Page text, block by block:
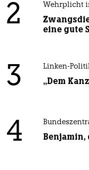
2 Wehrplicht
eine gute
3 Linken-
„Dem
4